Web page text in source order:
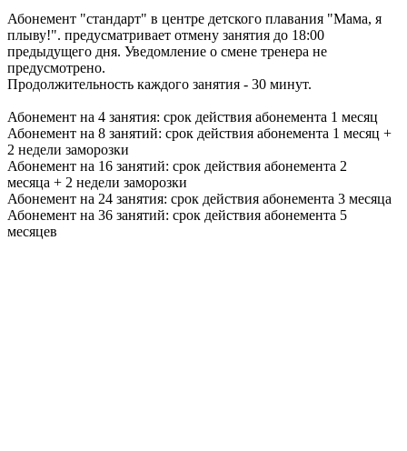
Абонемент "стандарт" в центре детского плавания "Мама, я
плыву!". предусматривает отмену занятия до 18:00
предыдущего дня. Уведомление о смене тренера не
предусмотрено.
Продолжительность каждого занятия - 30 минут.
Абонемент на 4 занятия: срок действия абонемента 1 месяц
Абонемент на 8 занятий: срок действия абонемента 1 месяц +
2 недели заморозки
Абонемент на 16 занятий: срок действия абонемента 2
месяца + 2 недели заморозки
Абонемент на 24 занятия: срок действия абонемента 3 месяца
Абонемент на 36 занятий: срок действия абонемента 5
месяцев